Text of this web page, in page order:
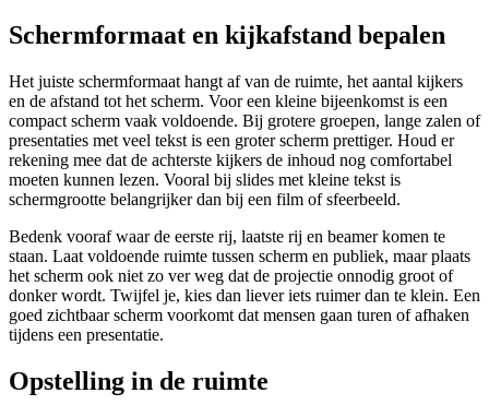
Schermformaat en kijkafstand bepalen
Het juiste schermformaat hangt af van de ruimte, het aantal kijkers
en de afstand tot het scherm. Voor een kleine bijeenkomst is een
compact scherm vaak voldoende. Bij grotere groepen, lange zalen of
presentaties met veel tekst is een groter scherm prettiger. Houd er
rekening mee dat de achterste kijkers de inhoud nog comfortabel
moeten kunnen lezen. Vooral bij slides met kleine tekst is
schermgrootte belangrijker dan bij een film of sfeerbeeld.
Bedenk vooraf waar de eerste rij, laatste rij en beamer komen te
staan. Laat voldoende ruimte tussen scherm en publiek, maar plaats
het scherm ook niet zo ver weg dat de projectie onnodig groot of
donker wordt. Twijfel je, kies dan liever iets ruimer dan te klein. Een
goed zichtbaar scherm voorkomt dat mensen gaan turen of afhaken
tijdens een presentatie.
Opstelling in de ruimte